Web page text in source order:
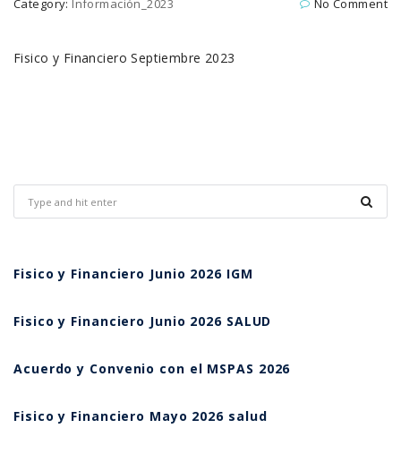
Category: Información_2023 No Comment
Fisico y Financiero Septiembre 2023
Fisico y Financiero Junio 2026 IGM
Fisico y Financiero Junio 2026 SALUD
Acuerdo y Convenio con el MSPAS 2026
Fisico y Financiero Mayo 2026 salud